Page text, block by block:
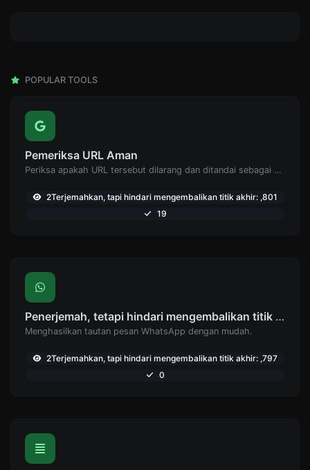
POPULAR TOOLS
Pemeriksa URL Aman
Periksa apakah URL tersebut dilarang dan ditandai sebagai aman/tidak aman oleh Google.
2Terjemahkan, tapi hindari mengembalikan titik akhir: ,801
19
Penerjemah, tetapi hindari mengembalikan titik akhir: Pembuat tautan WhatsApp
Menghasilkan tautan pesan WhatsApp dengan mudah.
2Terjemahkan, tapi hindari mengembalikan titik akhir: ,797
0